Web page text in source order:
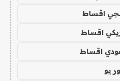
اقساط
اقساط
اقساط
يو